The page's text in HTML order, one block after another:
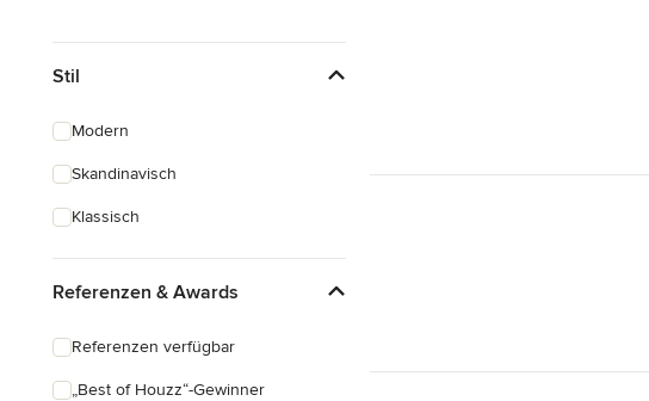
Küchenschränke nach Maß
Alle anzeigen
Stil
Modern
Skandinavisch
Klassisch
Referenzen & Awards
Referenzen verfügbar
„Best of Houzz“-Gewinner